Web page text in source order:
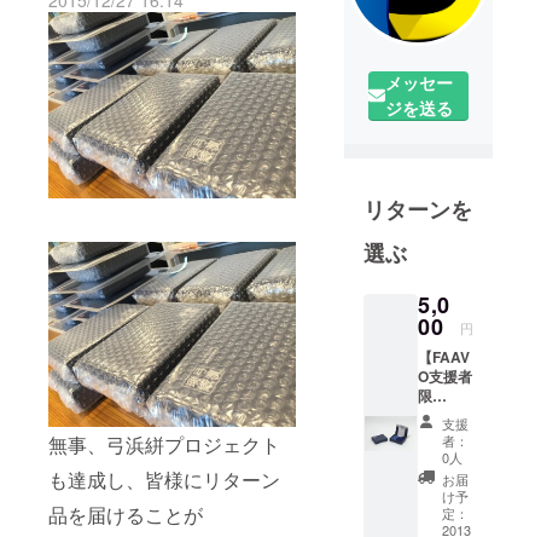
無事、弓浜絣プロジェクト
も達成し、皆様にリターン
品を届けることが
メッセー
ジを送る
リターンを
選ぶ
5,0
00 円
【FAAV
O支援者
限
定！】
■弓浜絣
×今治タ
オル 2
つ折り
デザイ
ンハン
支援
者：
0人
お届
け予
定：
2013